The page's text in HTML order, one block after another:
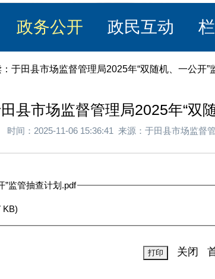
政务公开 政民互动
于田县市场监督管理局2025年“双随机、一公开”
县市场监督管理局2025年“双
时间：2025-11-06 15:36:41 来源：于田县市场监
”监管抽查计划.pdf
KB)
关闭